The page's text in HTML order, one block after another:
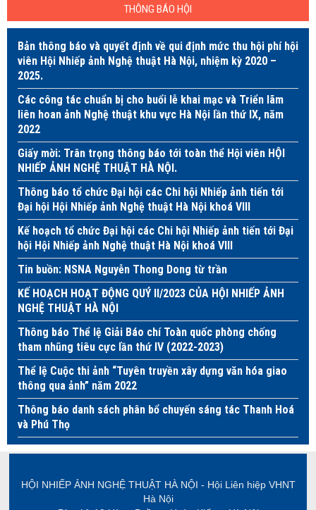
THÔNG BÁO HỘI
Bản thông báo và quyết định về qui định mức thu hội phí hội
viên Hội Nhiếp ảnh Nghệ thuật Hà Nội, nhiệm kỳ 2020 –
2025.
Các công tác chuẩn bị cho buổi lễ khai mạc và Triển lãm
liên hoan ảnh Nghệ thuật khu vực Hà Nội lần thứ IX, năm
2022
Giấy mời: Trân trọng thông báo tới toàn thể Hội viên HỘI
NHIẾP ẢNH NGHỆ THUẬT HÀ NỘI.
Thông báo tổ chức Đại hội các Chi hội Nhiếp ảnh tiến tới
Đại hội Hội Nhiếp ảnh Nghệ thuật Hà Nội khoá VIII
Kế hoạch tổ chức Đại hội các Chi hội Nhiếp ảnh tiến tới Đại
hội Hội Nhiếp ảnh Nghệ thuật Hà Nội khoá VIII
Tin buồn: NSNA Nguyễn Thong Dong từ trần
KẾ HOẠCH HOẠT ĐỘNG QUÝ II/2023 CỦA HỘI NHIẾP ẢNH
NGHỆ THUẬT HÀ NỘI
Thông báo Thể lệ Giải Báo chí Toàn quốc phòng chống
tham nhũng tiêu cực lần thứ IV (2022-2023)
Thể lệ Cuộc thi ảnh “Tuyên truyền xây dựng văn hóa giao
thông qua ảnh” năm 2022
Thông báo danh sách phân bổ chuyến sáng tác Thanh Hoá
và Phú Thọ
HỘI NHIẾP ẢNH NGHỆ THUẬT HÀ NỘI - Hội Liên hiệp VHNT
Hà Nội